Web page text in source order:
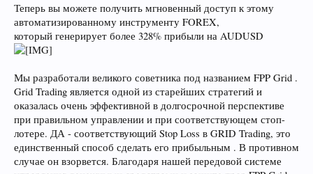
Теперь вы можете получить мгновенный доступ к этому
автоматизированному инструменту FOREX,
который генерирует более 328% прибыли на AUDUSD
Мы разработали великого советника под названием FPP Grid .
Grid Trading является одной из старейших стратегий и
оказалась очень эффективной в долгосрочной перспективе
при правильном управлении и при соответствующем стоп-
лотере. ДА - соответствующий Stop Loss в GRID Trading, это
единственный способ сделать его прибыльным . В противном
случае он взорвется. Благодаря нашей передовой системе